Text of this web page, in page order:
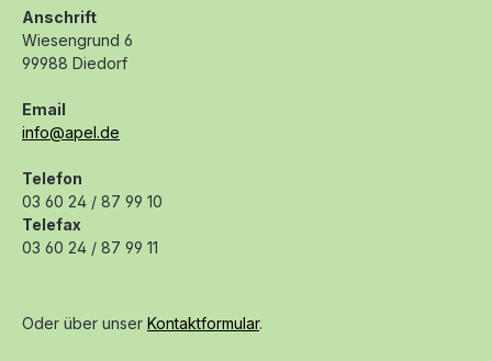
Anschrift
Wiesengrund 6
99988 Diedorf
Email
info@apel.de
Telefon
03 60 24 / 87 99 10
Telefax
03 60 24 / 87 99 11
Oder über unser Kontaktformular.